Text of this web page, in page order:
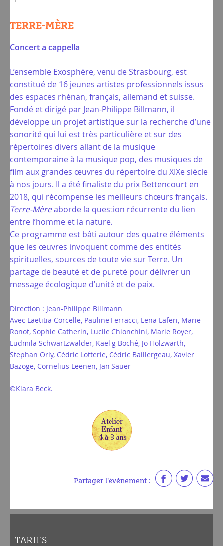
TERRE-MÈRE
Concert a cappella
L’ensemble Exosphère, venu de Strasbourg, est
constitué de 16 jeunes artistes professionnels issus
des espaces rhénan, français, allemand et suisse.
Fondé et dirigé par Jean-Philippe Billmann, il
développe un projet artistique sur la recherche d’une
sonorité qui lui est très particulière et sur des
répertoires divers allant de la musique
contemporaine à la musique pop, des musiques de
film aux grandes œuvres du répertoire du XIXe siècle
à nos jours. Il a été finaliste du prix Bettencourt en
2018, qui récompense les meilleurs chœurs français.
Terre-Mèreaborde la question récurrente du lien
entre l’homme et la nature.
Ce programme est bâti autour des quatre éléments
que les œuvres invoquent comme des entités
spirituelles, sources de toute vie sur Terre. Un
partage de beauté et de pureté pour délivrer un
message écologique d’unité et de paix.
Direction : Jean-Philippe Billmann
Avec Laetitia Corcelle, Pauline Ferracci, Lena Laferi, Marie
Ronot, Sophie Catherin, Lucile Chionchini, Marie Royer,
Ludmila Schwartzwalder, Kaëlig Boché, Jo Holzwarth,
Stephan Orly, Cédric Lotterie, Cédric Baillergeau, Xavier
Bazoge, Cornelius Leenen, Jan Sauer
©Klara Beck.
Partager l'événement :
TARIFS